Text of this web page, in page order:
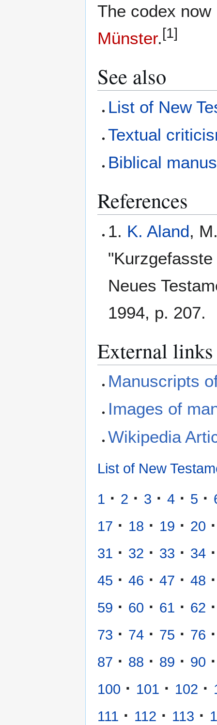
The codex
Münster. [1]
See also
List of New
Textual
Biblical
References
1. K. Aland,
Neues
1994, p. 207.
External links
Manuscripts
Images of
Wikipedia
List of New
1 · 2 · 3 · 4 · 5 ·
17 · 18 · 19 · 20 ·
31 · 32 · 33 · 34 ·
45 · 46 · 47 · 48 ·
59 · 60 · 61 · 62 ·
73 · 74 · 75 · 76 ·
87 · 88 · 89 · 90 ·
100 · 101 · 102 ·
111 · 112 · 113 ·